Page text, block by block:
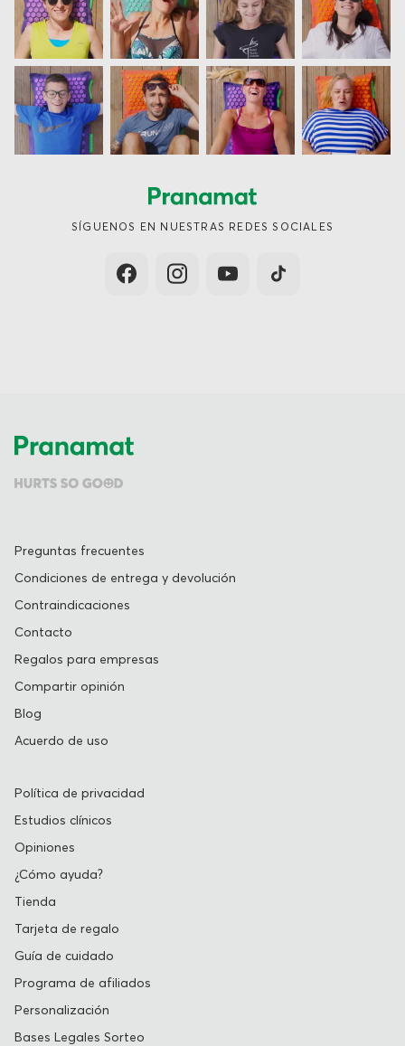
SÍGUENOS EN NUESTRAS REDES SOCIALES
Preguntas frecuentes
Condiciones de entrega y devolución
Contraindicaciones
Contacto
Regalos para empresas
Compartir opinión
Blog
Acuerdo de uso
Política de privacidad
Estudios clínicos
Opiniones
¿Cómo ayuda?
Tienda
Tarjeta de regalo
Guía de cuidado
Programa de afiliados
Personalización
Bases Legales Sorteo